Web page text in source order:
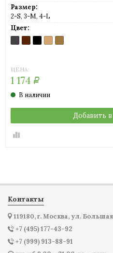
Размер:
2-S, 3-M, 4-L
Цвет:
ANTRACITE
(темно-
CAPPUCCINO
(шоколад)
NERO
(черный)
PLAYA
(светло-
TE
(легкий
ЦЕНА:
1 174 Р
В наличии
Добавить
Контакты
119180, г. Москва, ул.
+7 (495) 177-43-92
+7 (999) 913-88-91